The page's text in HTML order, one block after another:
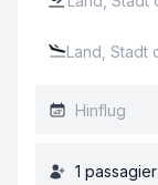
1 passagier